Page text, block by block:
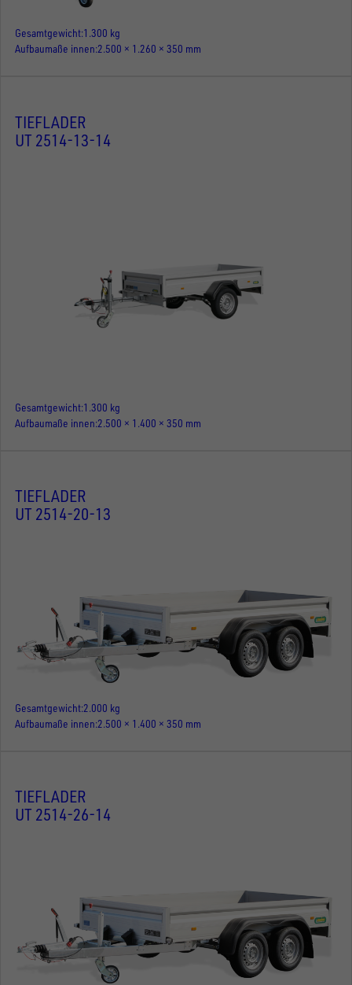
Gesamtgewicht 1.300 kg
Aufbaumaße innen 2.500 × 1.260 × 350 mm
TIEFLADER
UT 2514-13-14
Gesamtgewicht 1.300 kg
Aufbaumaße innen 2.500 × 1.400 × 350 mm
TIEFLADER
UT 2514-20-13
Gesamtgewicht 2.000 kg
Aufbaumaße innen 2.500 × 1.400 × 350 mm
TIEFLADER
UT 2514-26-14